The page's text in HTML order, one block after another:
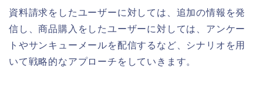
資料請求をしたユーザーに対しては、追加の情報を発
信し、商品購入をしたユーザーに対しては、アンケー
トやサンキューメールを配信するなど、 シナリオを用
いて戦略的なアプローチをしていきます。